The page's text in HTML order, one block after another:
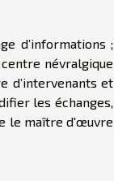
d’informations ;
névralgique
d’intervenants et
les échanges,
le maître d'œuvre